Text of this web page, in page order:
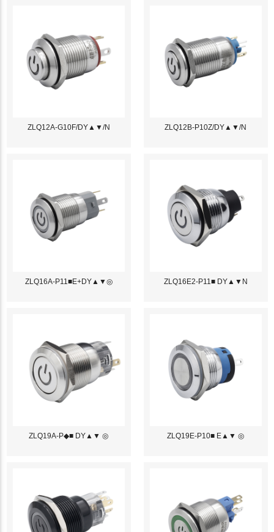
ZLQ12A-G10F/DY▲▼/N ZLQ12B-P10Z/DY▲▼/N
ZLQ16A-P11■E+DY▲▼◎ ZLQ16E2-P11■ DY▲▼N
ZLQ19A-P◆■ DY▲▼ ◎ ZLQ19E-P10■ E▲▼ ◎